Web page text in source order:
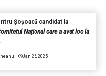
Șoșoacă candidat la
Național care a avut loc la
Jan 25, 2025